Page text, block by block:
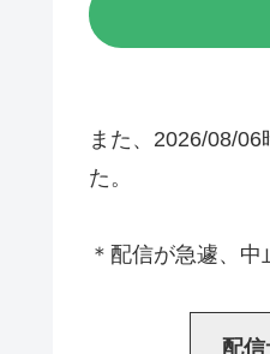
また、2026/08/
た。
＊配信が急遽、
配